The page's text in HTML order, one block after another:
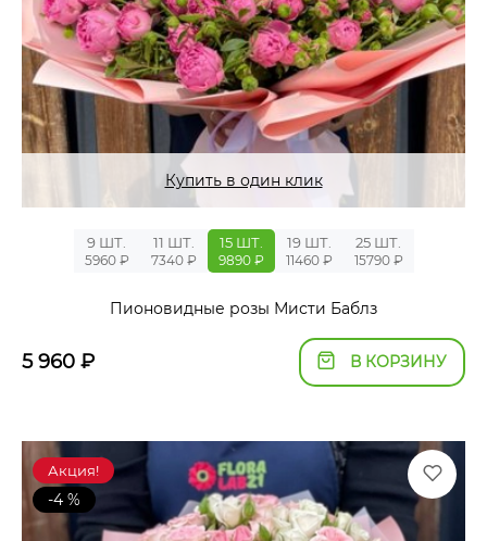
Купить в один клик
9 ШТ.
5960 ₽
11 ШТ.
7340 ₽
15 ШТ.
9890 ₽
19 ШТ.
11460 ₽
25 ШТ.
15790 ₽
Пионовидные розы Мисти Баблз
5 960 ₽ В КОРЗИНУ
Акция!
-4 %